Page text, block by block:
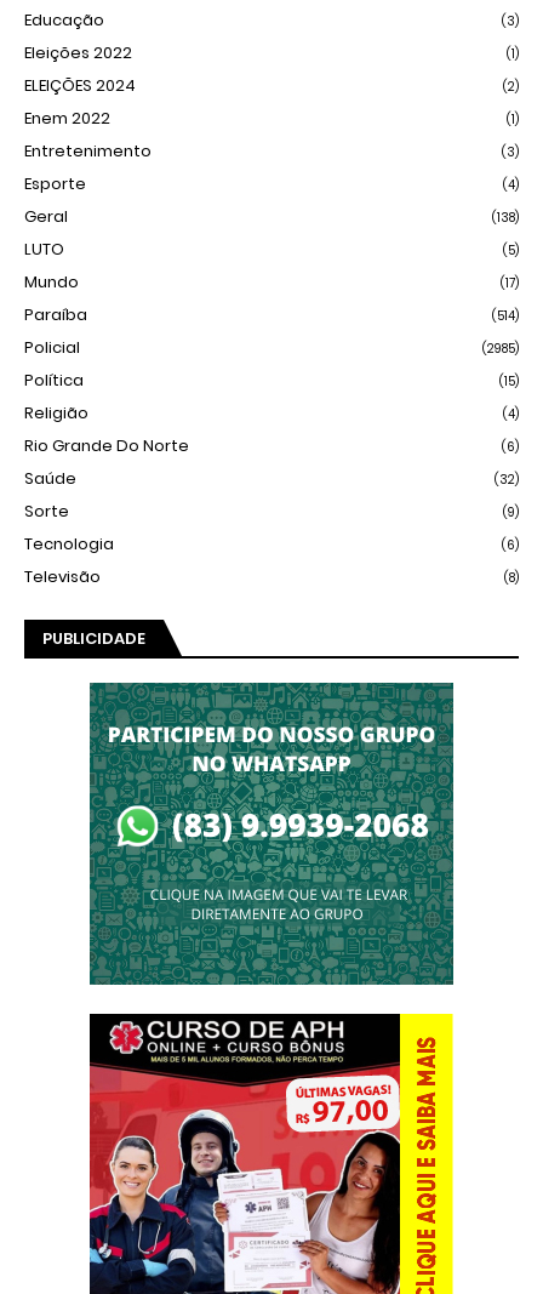
Educação (3)
Eleições 2022 (1)
ELEIÇÕES 2024 (2)
Enem 2022 (1)
Entretenimento (3)
Esporte (4)
Geral (138)
LUTO (5)
Mundo (17)
Paraíba (514)
Policial (2985)
Política (15)
Religião (4)
Rio Grande Do Norte (6)
Saúde (32)
Sorte (9)
Tecnologia (6)
Televisão (8)
PUBLICIDADE